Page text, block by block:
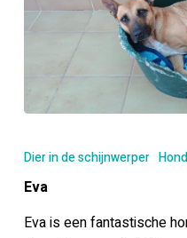
Dier in de schijnwerper
Eva
Eva is een fantastische